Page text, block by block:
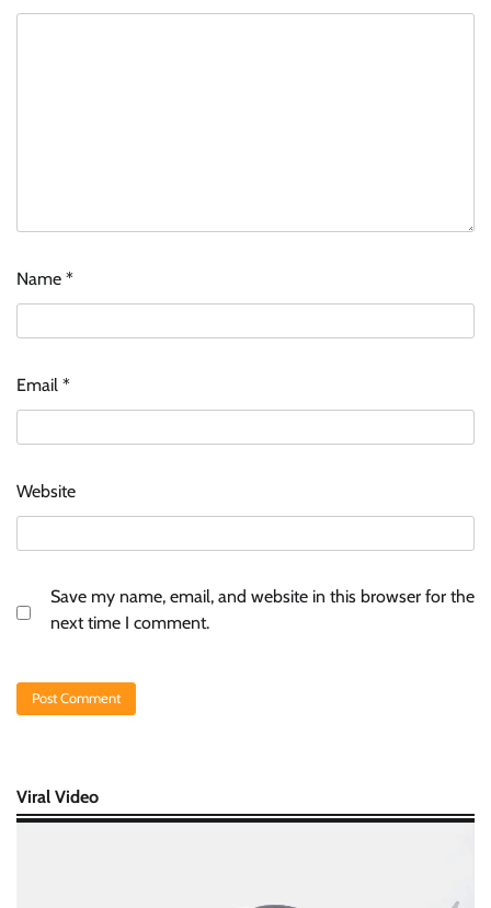
Name *
Email *
Website
Save my name, email, and website in this browser for the
next time I comment.
Viral Video